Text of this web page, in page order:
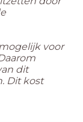
voor
dit
Dit kost